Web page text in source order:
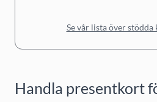
Se vår lista över
Handla presentkort